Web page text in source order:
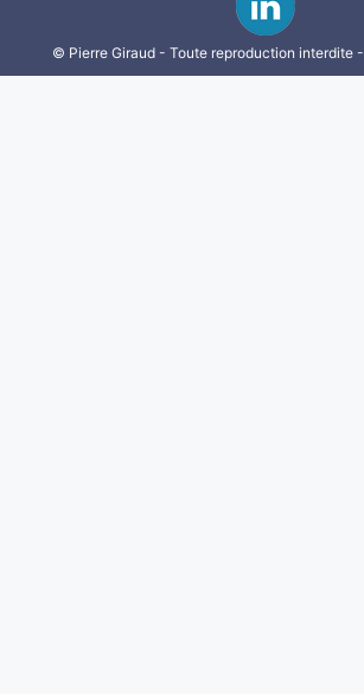
© Pierre Giraud - Toute reproduction interdite -